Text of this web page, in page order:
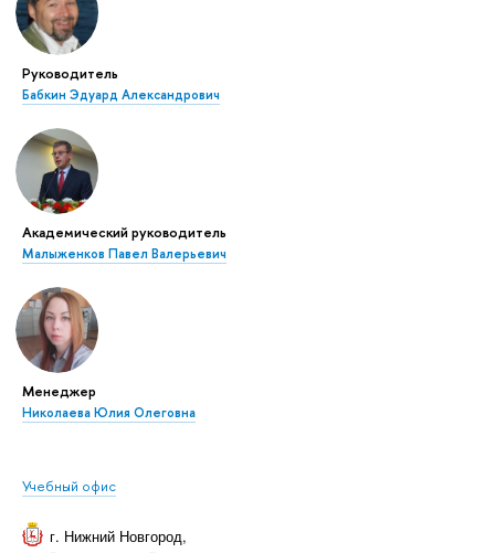
Руководитель
Бабкин Эдуард Александрович
Академический руководитель
Малыженков Павел Валерьевич
Менеджер
Николаева Юлия Олеговна
Учебный офис
г. Нижний Новгород,